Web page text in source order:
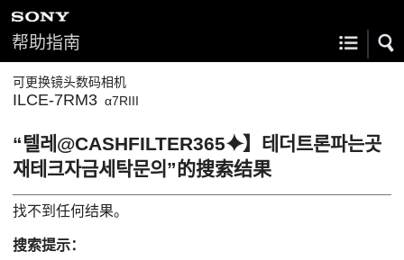
帮助指南
可更换镜头数码相机
ILCE-7RM3 α7RIII
“텔레@CASHFILTER365⯌】테더트론파는곳
재테크자금세탁문의”的搜索结果
找不到任何结果。
搜索提示：